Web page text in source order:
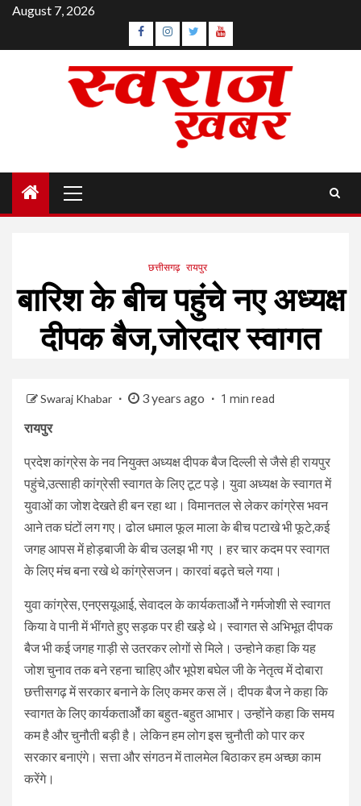
Skip
content
August 7, 2026
Facebook
Instagram
TwitterYouTube
Menu
छत्तीसगढ़ रायपुर
बारिश के बीच पहुंचे नए अध्यक्ष
दीपक बैज,जोरदार स्वागत
Swaraj Khabar 3 years ago 1 min read
रायपुर
प्रदेश कांग्रेस के नव नियुक्त अध्यक्ष दीपक बैज दिल्ली से जैसे ही रायपुर
पहुंचे,उत्साही कांग्रेसी स्वागत के लिए टूट पड़े। युवा अध्यक्ष के स्वागत में
युवाओं का जोश देखते ही बन रहा था। विमानतल से लेकर कांग्रेस भवन
आने तक घंटों लग गए। ढोल धमाल फूल माला के बीच पटाखे भी फूटे,कई
जगह आपस में होड़बाजी के बीच उलझ भी गए । हर चार कदम पर स्वागत
के लिए मंच बना रखे थे कांग्रेसजन। कारवां बढ़ते चले गया।
युवा कांग्रेस, एनएसयूआई, सेवादल के कार्यकतार्ओं ने गर्मजोशी से स्वागत
किया वे पानी में भींगते हुए सड़क पर ही खड़े थे। स्वागत से अभिभूत दीपक
बैज भी कई जगह गाड़ी से उतरकर लोगों से मिले। उन्होने कहा कि यह
जोश चुनाव तक बने रहना चाहिए और भूपेश बघेल जी के नेतृत्व में दोबारा
छत्तीसगढ़ में सरकार बनाने के लिए कमर कस लें। दीपक बैज ने कहा कि
स्वागत के लिए कार्यकतार्ओं का बहुत-बहुत आभार। उन्होंने कहा कि समय
कम है और चुनौती बड़ी है। लेकिन हम लोग इस चुनौती को पार कर
सरकार बनाएंगे। सत्ता और संगठन में तालमेल बिठाकर हम अच्छा काम
करेंगे।